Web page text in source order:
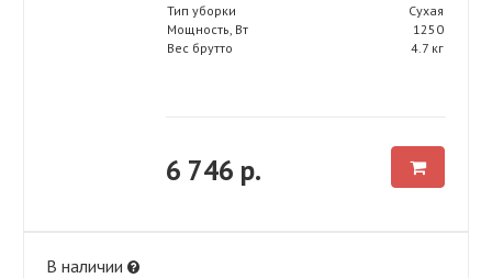
Тип уборки
Сухая
Мощность, Вт
1250
Вес брутто
4.7 кг
6 746 р.
В наличии